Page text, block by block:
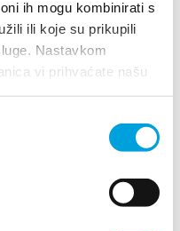
ih mogu kombinirati s
ili koje su prikupili
Nastavkom
vi prihvaćate našu
Wskazówki
933